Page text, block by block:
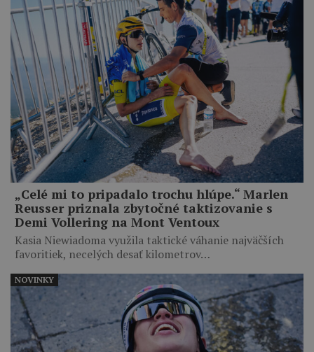
„Celé mi to pripadalo trochu hlúpe.“ Marlen
Reusser priznala zbytočné taktizovanie s
Demi Vollering na Mont Ventoux
Kasia Niewiadoma využila taktické váhanie najväčších
favoritiek, necelých desať kilometrov…
NOVINKY